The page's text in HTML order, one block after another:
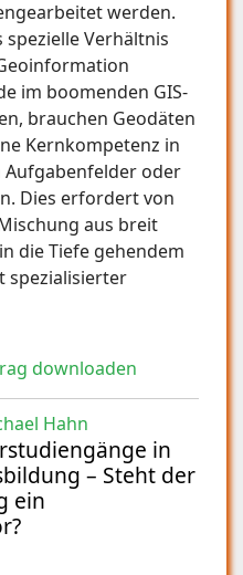
werden.
Verhältnis
im boomenden GIS-
brauchen Geodäten
Kernkompetenz in
oder
Dies erfordert von
aus breit
die Tiefe gehendem
spezialisierter
downloaden
Hahn
in
– Steht der
ein